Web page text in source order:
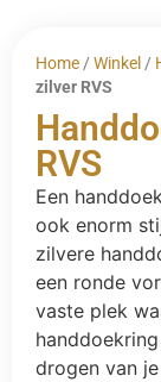
Home / Winkel /
zilver RVS
RVS
Een
ook enorm
zilvere
een ronde
vaste plek
drogen van